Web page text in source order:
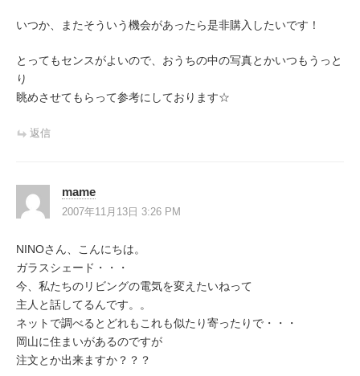
いつか、またそういう機会があったら是非購入したいです！
とってもセンスがよいので、おうちの中の写真とかいつもうっと
り
眺めさせてもらって参考にしております☆
返信
mame
2007年11月13日 3:26 PM
NINOさん、こんにちは。
ガラスシェード・・・
今、私たちのリビングの電気を変えたいねって
主人と話してるんです。。
ネットで調べるとどれもこれも似たり寄ったりで・・・
岡山に住まいがあるのですが
注文とか出来ますか？？？